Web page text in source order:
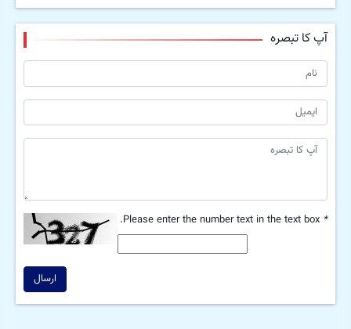
آپ کا تبصرہ
*
ارسال